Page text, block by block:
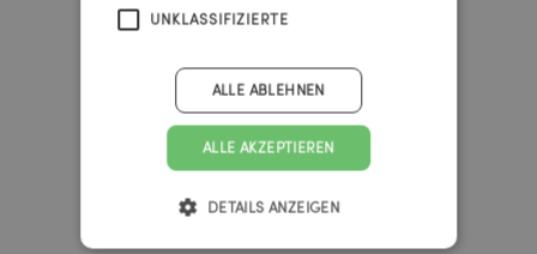
Urknall Timer
37
years
UNKLASSIFIZIERTE
ALLE AKZEPTIEREN
ALLE ABLEHNEN
DETAILS ANZEIGEN